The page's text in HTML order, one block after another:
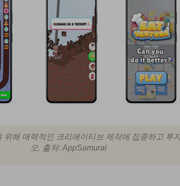
위해 매력적인 크리에이티브 제작에 집중하고 투
오. 출처: AppSamurai